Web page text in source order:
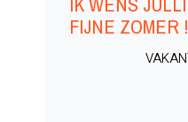
FIJNE ZOMER !